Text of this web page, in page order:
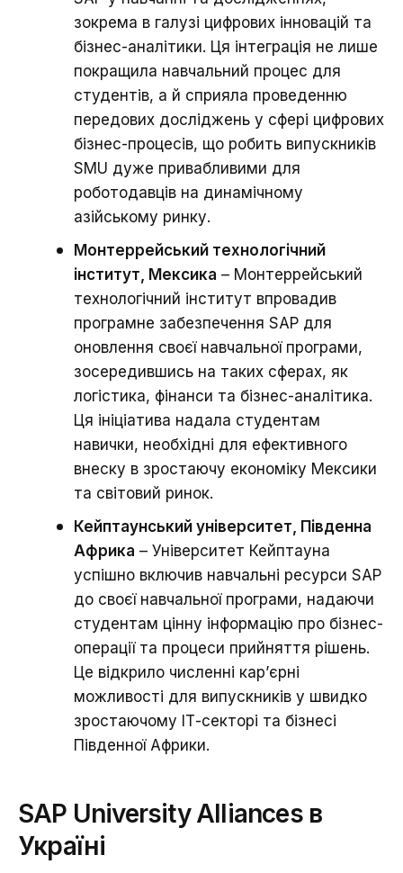
зокрема в галузі цифрових інновацій та
бізнес-аналітики. Ця інтеграція не лише
покращила навчальний процес для
студентів, а й сприяла проведенню
передових досліджень у сфері цифрових
бізнес-процесів, що робить випускників
SMU дуже привабливими для
роботодавців на динамічному
азійському ринку.
Монтеррейський технологічний
інститут, Мексика – Монтеррейський
технологічний інститут впровадив
програмне забезпечення SAP для
оновлення своєї навчальної програми,
зосередившись на таких сферах, як
логістика, фінанси та бізнес-аналітика.
Ця ініціатива надала студентам
навички, необхідні для ефективного
внеску в зростаючу економіку Мексики
та світовий ринок.
Кейптаунський університет, Південна
Африка – Університет Кейптауна
успішно включив навчальні ресурси SAP
до своєї навчальної програми, надаючи
студентам цінну інформацію про бізнес-
операції та процеси прийняття рішень.
Це відкрило численні кар’єрні
можливості для випускників у швидко
зростаючому ІТ-секторі та бізнесі
Південної Африки.
SAP University Alliances в
Україні